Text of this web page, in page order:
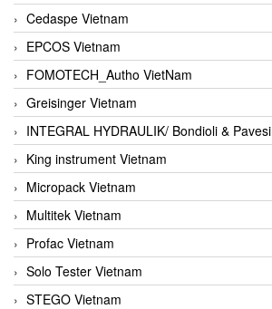
Cedaspe Vietnam
EPCOS Vietnam
FOMOTECH_Autho VietNam
Greisinger Vietnam
INTEGRAL HYDRAULIK/ Bondioli & Pavesi
King instrument Vietnam
Micropack Vietnam
Multitek Vietnam
Profac Vietnam
Solo Tester Vietnam
STEGO Vietnam